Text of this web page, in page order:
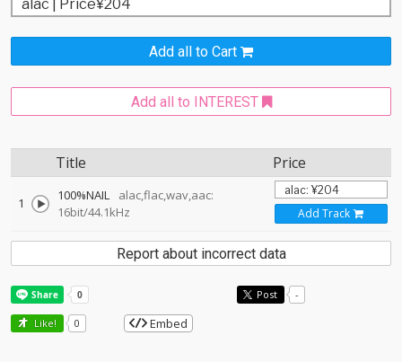
Add all to Cart
Add all to INTEREST
Title Price
1 100%NAIL
alac,flac,wav,aac:
16bit/44.1kHz
Add Track
Report about incorrect data
Post -
Like! 0 Embed